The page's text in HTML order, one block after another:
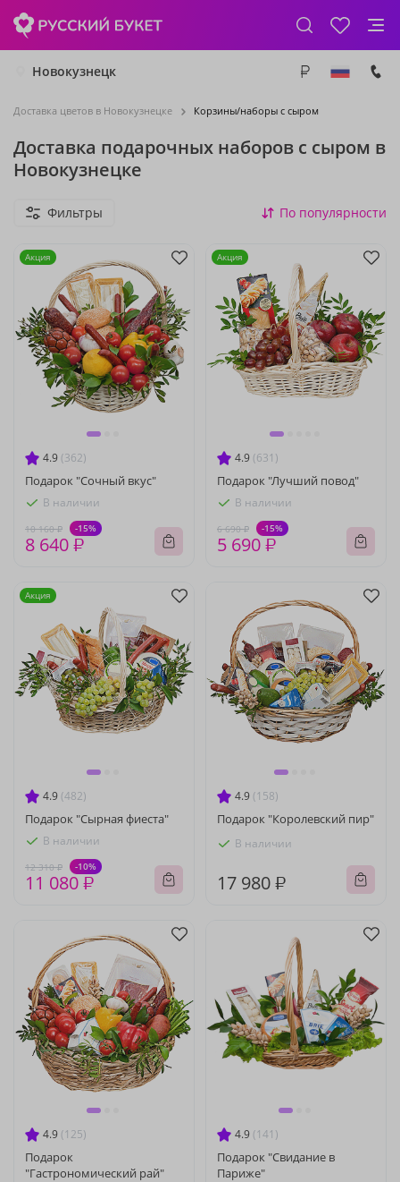
Новокузнецк
Доставка цветов в Новокузнецке Корзины/наборы с сыром
Доставка подарочных наборов с сыром в
Новокузнецке
Фильтры По популярности
4.9 (362)
Подарок "Сочный вкус"
В наличии
10 160 ₽ -15%
8 640 ₽
Акция
4.9 (631)
Подарок "Лучший повод"
В наличии
6 690 ₽ -15%
5 690 ₽
Акция
4.9 (482)
Подарок "Сырная фиеста"
В наличии
12 310 ₽ -10%
11 080 ₽
Акция
4.9 (158)
Подарок "Королевский пир"
В наличии
17 980 ₽
4.9 (125)
Подарок
"Гастрономический рай"
4.9 (141)
Подарок "Свидание в
Париже"